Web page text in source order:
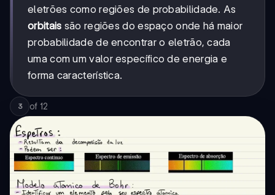
eletrões como regiões de probabilidade. As
orbitais são regiões do espaço onde há maior
probabilidade de encontrar o eletrão, cada
uma com um valor específico de energia e
forma característica.
3 of 12